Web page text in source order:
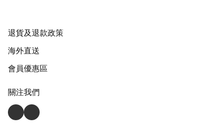
退貨及退款政策
海外直送
會員優惠區
關注我們